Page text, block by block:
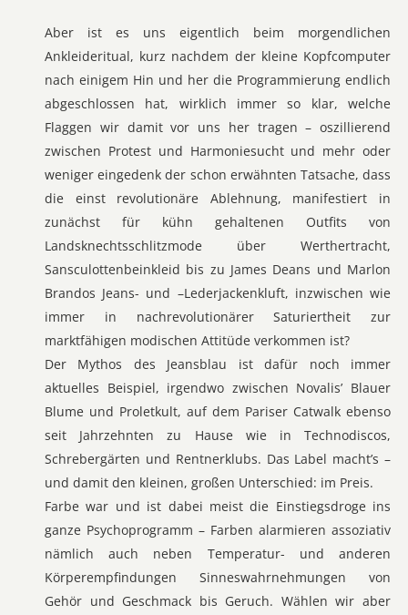
Aber ist es uns eigentlich beim morgendlichen
Ankleideritual, kurz nachdem der kleine Kopfcomputer
nach einigem Hin und her die Programmierung endlich
abgeschlossen hat, wirklich immer so klar, welche
Flaggen wir damit vor uns her tragen – oszillierend
zwischen Protest und Harmoniesucht und mehr oder
weniger eingedenk der schon erwähnten Tatsache, dass
die einst revolutionäre Ablehnung, manifestiert in
zunächst für kühn gehaltenen Outfits von
Landsknechtsschlitzmode über Werthertracht,
Sansculottenbeinkleid bis zu James Deans und Marlon
Brandos Jeans- und –Lederjackenkluft, inzwischen wie
immer in nachrevolutionärer Saturiertheit zur
marktfähigen modischen Attitüde verkommen ist?
Der Mythos des Jeansblau ist dafür noch immer
aktuelles Beispiel, irgendwo zwischen Novalis’ Blauer
Blume und Proletkult, auf dem Pariser Catwalk ebenso
seit Jahrzehnten zu Hause wie in Technodiscos,
Schrebergärten und Rentnerklubs. Das Label macht’s –
und damit den kleinen, großen Unterschied: im Preis.
Farbe war und ist dabei meist die Einstiegsdroge ins
ganze Psychoprogramm – Farben alarmieren assoziativ
nämlich auch neben Temperatur- und anderen
Körperempfindungen Sinneswahrnehmungen von
Gehör und Geschmack bis Geruch. Wählen wir aber